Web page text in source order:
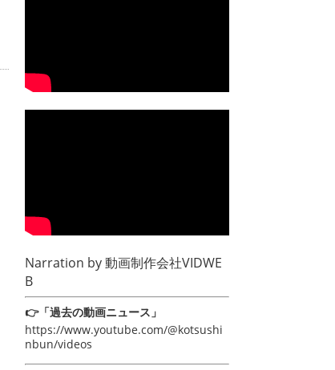
Narration by動画制作会社VIDWE
B
👉「過去の動画ニュース」
https://www.youtube.com/@kotsushi
nbun/videos